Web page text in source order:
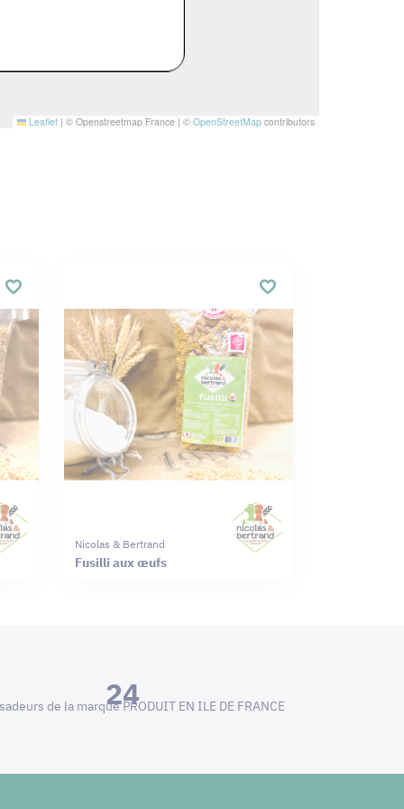
Leaflet | © Openstreetmap France | © OpenStreetMap contributors
Nicolas & Bertrand
Fusilli aux œufs
24
de la marque PRODUIT EN ILE DE FRANCE